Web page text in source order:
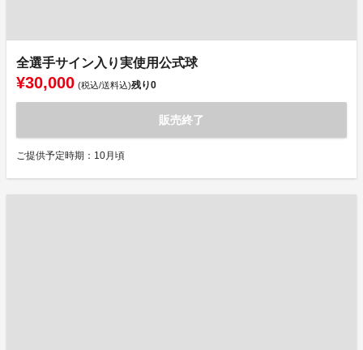
全選手サイン入り実使用公式球
¥30,000 (税込/送料込)残り0
販売終了
ご提供予定時期：10月頃